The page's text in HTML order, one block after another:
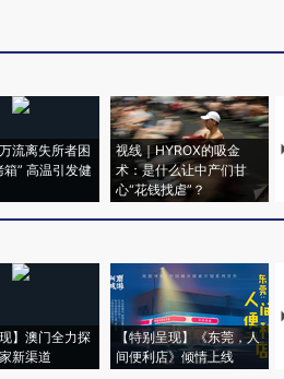
流离失所者困
箱” 高温引发健
视线｜HYROX的吸金
术：是什么让中产们甘
心“花钱找虐”？
现】澳门全力探
新渠道
【特别呈现】《东莞，人
间便利店》倾情上线